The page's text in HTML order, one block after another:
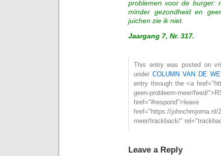
problemen voor de burger:
minder gezondheid en
juichen zie ik niet.
Jaargang 7, Nr. 317.
This entry was posted on
under COLUMN VAN DE
entry through the <a
geen-probleem-meer/
href="https://johnchmjorna.nl/
meer/trackback/"
Leave a Reply